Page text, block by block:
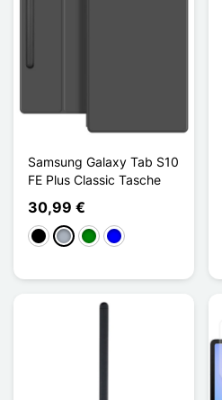
Samsung Galaxy Tab S10
FE Plus Classic Tasche
30,99 €
Schwarz
GrauGrünBlau